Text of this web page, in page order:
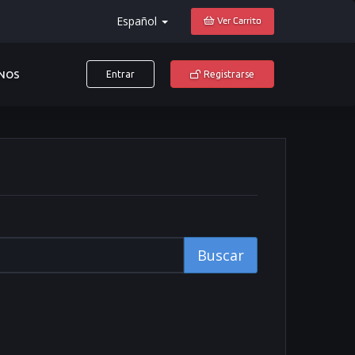
Español Ver Carrito
Entrar Registrarse